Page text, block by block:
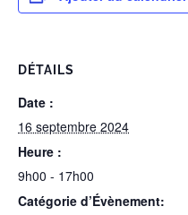
DÉTAILS
Date :
16 septembre 2024
Heure :
9h00 - 17h00
Catégorie d’Évènement: